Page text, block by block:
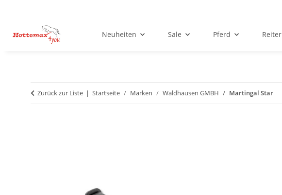
Neuheiten Sale Pferd Reiter
Zurück zur Liste Startseite Marken Waldhausen GMBH Martingal Star